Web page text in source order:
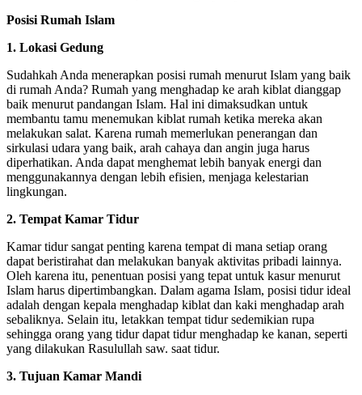
Posisi Rumah Islam
1. Lokasi Gedung
Sudahkah Anda menerapkan posisi rumah menurut Islam yang baik
di rumah Anda? Rumah yang menghadap ke arah kiblat dianggap
baik menurut pandangan Islam. Hal ini dimaksudkan untuk
membantu tamu menemukan kiblat rumah ketika mereka akan
melakukan salat. Karena rumah memerlukan penerangan dan
sirkulasi udara yang baik, arah cahaya dan angin juga harus
diperhatikan. Anda dapat menghemat lebih banyak energi dan
menggunakannya dengan lebih efisien, menjaga kelestarian
lingkungan.
2. Tempat Kamar Tidur
Kamar tidur sangat penting karena tempat di mana setiap orang
dapat beristirahat dan melakukan banyak aktivitas pribadi lainnya.
Oleh karena itu, penentuan posisi yang tepat untuk kasur menurut
Islam harus dipertimbangkan. Dalam agama Islam, posisi tidur ideal
adalah dengan kepala menghadap kiblat dan kaki menghadap arah
sebaliknya. Selain itu, letakkan tempat tidur sedemikian rupa
sehingga orang yang tidur dapat tidur menghadap ke kanan, seperti
yang dilakukan Rasulullah saw. saat tidur.
3. Tujuan Kamar Mandi